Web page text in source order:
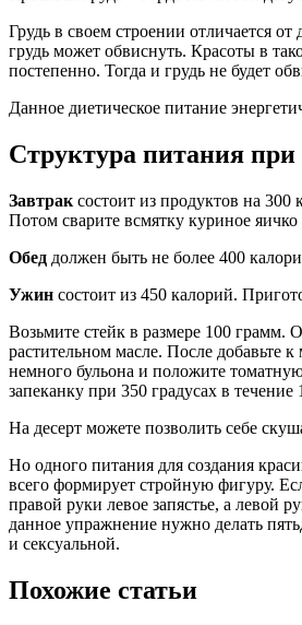
Грудь в своем строении отличается
грудь может обвиснуть. Красоты в
постепенно. Тогда и грудь не будет
Данное диетическое питание
Структура питания
Завтрак состоит из продуктов на
Потом сварите всмятку куриное
Обед должен быть не более 400
Ужин состоит из 450 калорий.
Возьмите стейк в размере 100
растительном масле. После
немного бульона и положите
запеканку при 350 градусах в
На десерт можете позволить себе
Но одного питания для создания
всего формирует стройную фигуру.
правой руки левое запястье, а левой
данное упражнение нужно делать
и сексуальной.
Похожие статьи